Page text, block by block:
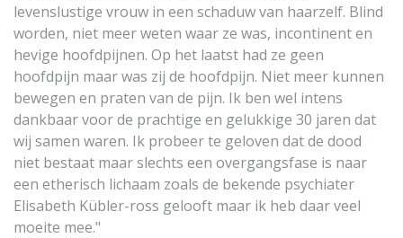
levenslustige vrouw in een schaduw van haarzelf. Blind
worden, niet meer weten waar ze was, incontinent en
hevige hoofdpijnen. Op het laatst had ze geen
hoofdpijn maar was zij de hoofdpijn. Niet meer kunnen
bewegen en praten van de pijn. Ik ben wel intens
dankbaar voor de prachtige en gelukkige 30 jaren dat
wij samen waren. Ik probeer te geloven dat de dood
niet bestaat maar slechts een overgangsfase is naar
een etherisch lichaam zoals de bekende psychiater
Elisabeth Kübler-ross gelooft maar ik heb daar veel
moeite mee."